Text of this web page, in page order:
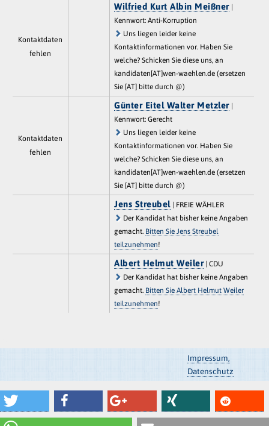
Kontaktdaten
fehlen
Wilfried Kurt Albin Meißner|
Kennwort: Anti-Korruption
Uns liegen leider keine
Kontaktinformationen vor. Haben Sie
welche? Schicken Sie diese uns, an
kandidaten[AT]wen-waehlen.de (ersetzen
Sie [AT] bitte durch @)
Kontaktdaten
fehlen
Günter Eitel Walter Metzler|
Kennwort: Gerecht
Uns liegen leider keine
Kontaktinformationen vor. Haben Sie
welche? Schicken Sie diese uns, an
kandidaten[AT]wen-waehlen.de (ersetzen
Sie [AT] bitte durch @)
Jens Streubel| FREIE WÄHLER
Der Kandidat hat bisher keine Angaben
gemacht. Bitten Sie Jens Streubel
teilzunehmen!
Albert Helmut Weiler| CDU
Der Kandidat hat bisher keine Angaben
gemacht. Bitten Sie Albert Helmut Weiler
teilzunehmen!
Impressum,
Datenschutz